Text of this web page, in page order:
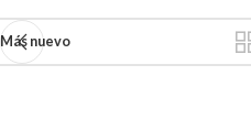
Más nuevo